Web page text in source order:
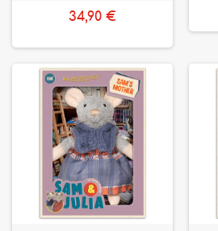
éducatives, aidant les enfants à
maisons de poupées et laissez
aventure inoubliable. Chez Bilboquet
nous engageons à offrir des
apportent joie et éducation à
chaque maison de poupée en un
avec nos personnages uniques !
Découvrez notre collection dès
magie opérer !
34,90 €